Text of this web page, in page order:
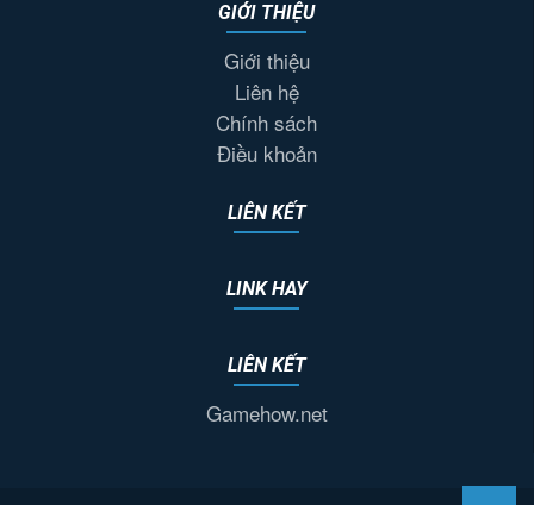
GIỚI THIỆU
Giới thiệu
Liên hệ
Chính sách
Điều khoản
LIÊN KẾT
LINK HAY
LIÊN KẾT
Gamehow.net